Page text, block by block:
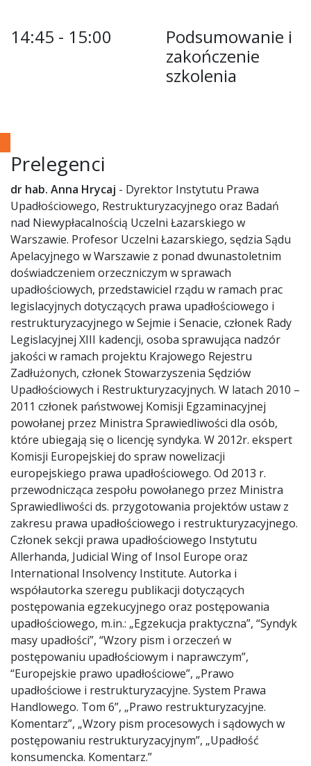
14:45 - 15:00
Podsumowanie i
zakończenie
szkolenia
Prelegenci
dr hab. Anna Hrycaj - Dyrektor Instytutu Prawa
Upadłościowego, Restrukturyzacyjnego oraz Badań
nad Niewypłacalnością Uczelni Łazarskiego w
Warszawie. Profesor Uczelni Łazarskiego, sędzia Sądu
Apelacyjnego w Warszawie z ponad dwunastoletnim
doświadczeniem orzeczniczym w sprawach
upadłościowych, przedstawiciel rządu w ramach prac
legislacyjnych dotyczących prawa upadłościowego i
restrukturyzacyjnego w Sejmie i Senacie, członek Rady
Legislacyjnej XIII kadencji, osoba sprawująca nadzór
jakości w ramach projektu Krajowego Rejestru
Zadłużonych, członek Stowarzyszenia Sędziów
Upadłościowych i Restrukturyzacyjnych. W latach 2010 –
2011 członek państwowej Komisji Egzaminacyjnej
powołanej przez Ministra Sprawiedliwości dla osób,
które ubiegają się o licencję syndyka. W 2012r. ekspert
Komisji Europejskiej do spraw nowelizacji
europejskiego prawa upadłościowego. Od 2013 r.
przewodnicząca zespołu powołanego przez Ministra
Sprawiedliwości ds. przygotowania projektów ustaw z
zakresu prawa upadłościowego i restrukturyzacyjnego.
Członek sekcji prawa upadłościowego Instytutu
Allerhanda, Judicial Wing of Insol Europe oraz
International Insolvency Institute. Autorka i
współautorka szeregu publikacji dotyczących
postępowania egzekucyjnego oraz postępowania
upadłościowego, m.in.: „Egzekucja praktyczna”, “Syndyk
masy upadłości”, “Wzory pism i orzeczeń w
postępowaniu upadłościowym i naprawczym”,
“Europejskie prawo upadłościowe”, „Prawo
upadłościowe i restrukturyzacyjne. System Prawa
Handlowego. Tom 6”, „Prawo restrukturyzacyjne.
Komentarz”, „Wzory pism procesowych i sądowych w
postępowaniu restrukturyzacyjnym”, „Upadłość
konsumencka. Komentarz.”